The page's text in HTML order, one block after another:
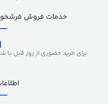
خدمات فروش
برای خرید حضوری از روز قبل با شماره 09192435630